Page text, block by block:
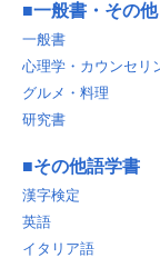
■一般書・その他
一般書
心理学・カウンセリ
グルメ・料理
研究書
■その他語学書
漢字検定
英語
イタリア語